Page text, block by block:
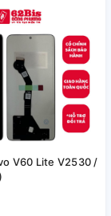
V60 Lite V2530 /